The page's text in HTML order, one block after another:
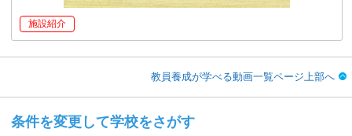
施設紹介
教員養成が学べる動画一覧ページ上部へ
条件を変更して学校をさがす